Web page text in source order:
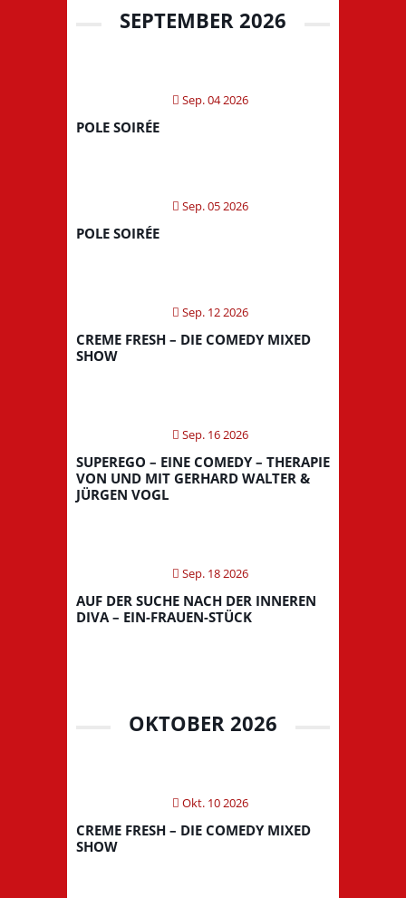
SEPTEMBER 2026
Sep. 04 2026
POLE SOIRÉE
Sep. 05 2026
POLE SOIRÉE
Sep. 12 2026
CREME FRESH – DIE COMEDY MIXED
SHOW
Sep. 16 2026
SUPEREGO – EINE COMEDY – THERAPIE
VON UND MIT GERHARD WALTER &
JÜRGEN VOGL
Sep. 18 2026
AUF DER SUCHE NACH DER INNEREN
DIVA – EIN-FRAUEN-STÜCK
OKTOBER 2026
Okt. 10 2026
CREME FRESH – DIE COMEDY MIXED
SHOW